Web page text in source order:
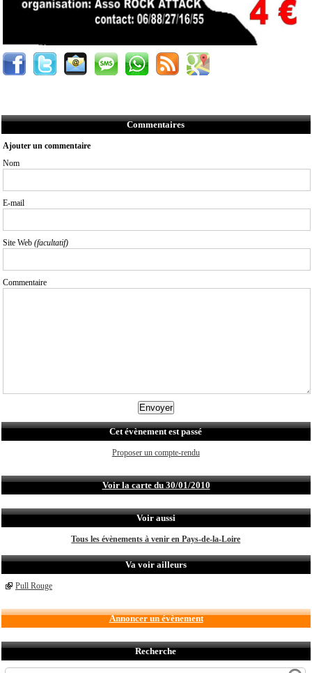
Commentaires
Ajouter un commentaire
Nom
E-mail
Site Web (facultatif)
Commentaire
Cet évènement est passé
Proposer un compte-rendu
Voir la carte du 30/01/2010
Voir aussi
Tous les évènements à venir en Pays-de-la-Loire
Va voir ailleurs
Pull Rouge
Annoncer un évènement
Recherche